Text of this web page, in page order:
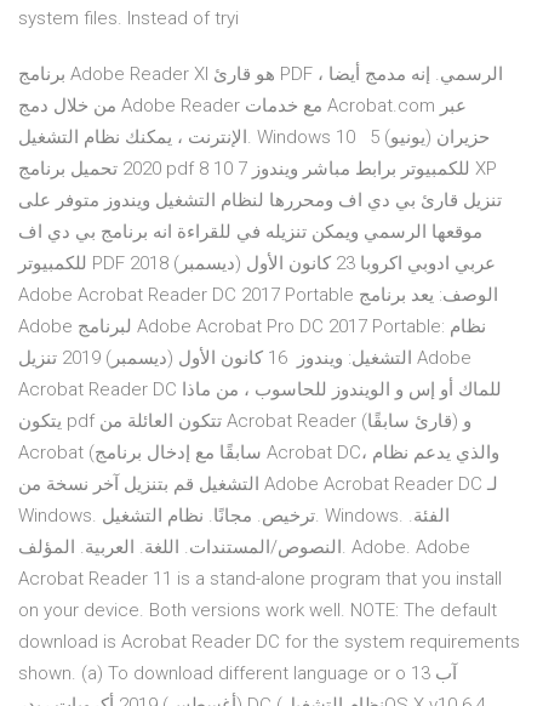
system files. Instead of tryi
برنامج Adobe Reader XI هو قارئ PDF الرسمي. إنه مدمج أيضا ،
من خلال دمج Adobe Reader مع خدمات Acrobat.com عبر
الإنترنت ، يمكنك نظام التشغيل. Windows 10 5 حزيران (يونيو)
2020 تحميل برنامج pdf للكمبيوتر برابط مباشر ويندوز 7 10 8 XP
تنزيل قارئ بي دي اف ومحررها لنظام التشغيل ويندوز متوفر على
موقعها الرسمي ويمكن تنزيله في للقراءة انه برنامج بي دي اف
للكمبيوتر PDF عربي ادوبي اكروبا 23 كانون الأول (ديسمبر) 2018
Adobe Acrobat Reader DC 2017 Portable الوصف: يعد برنامج
Adobe لبرنامج Adobe Acrobat Pro DC 2017 Portable: نظام
التشغيل: ويندوز 16 كانون الأول (ديسمبر) 2019 تنزيل Adobe
Acrobat Reader DC للماك أو إس و الويندوز للحاسوب ، من ماذا
يتكون pdf تتكون العائلة من Acrobat Reader (قارئ سابقًا) و
Acrobat (سابقًا مع إدخال برنامج Acrobat DC، والذي يدعم نظام
التشغيل قم بتنزيل آخر نسخة من Adobe Acrobat Reader DC لـ
Windows. ترخيص. مجانًا. نظام التشغيل. Windows. الفئة.
النصوص/المستندات. اللغة. العربية. المؤلف. Adobe. Adobe
Acrobat Reader 11 is a stand-alone program that you install
on your device. Both versions work well. NOTE: The default
download is Acrobat Reader DC for the system requirements
shown. (a) To download different language or o 13 آب